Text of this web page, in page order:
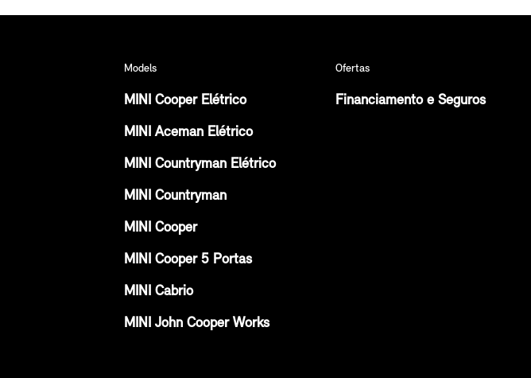
Models
MINI Cooper Elétrico
MINI Aceman Elétrico
MINI Countryman Elétrico
MINI Countryman
MINI Cooper
MINI Cooper 5 Portas
MINI Cabrio
MINI John Cooper Works
Ofertas
Financiamento e Seguros